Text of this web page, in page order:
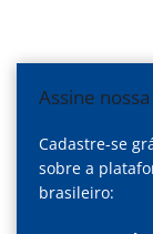
Assine
Cadastre-se
sobre a
brasileiro: